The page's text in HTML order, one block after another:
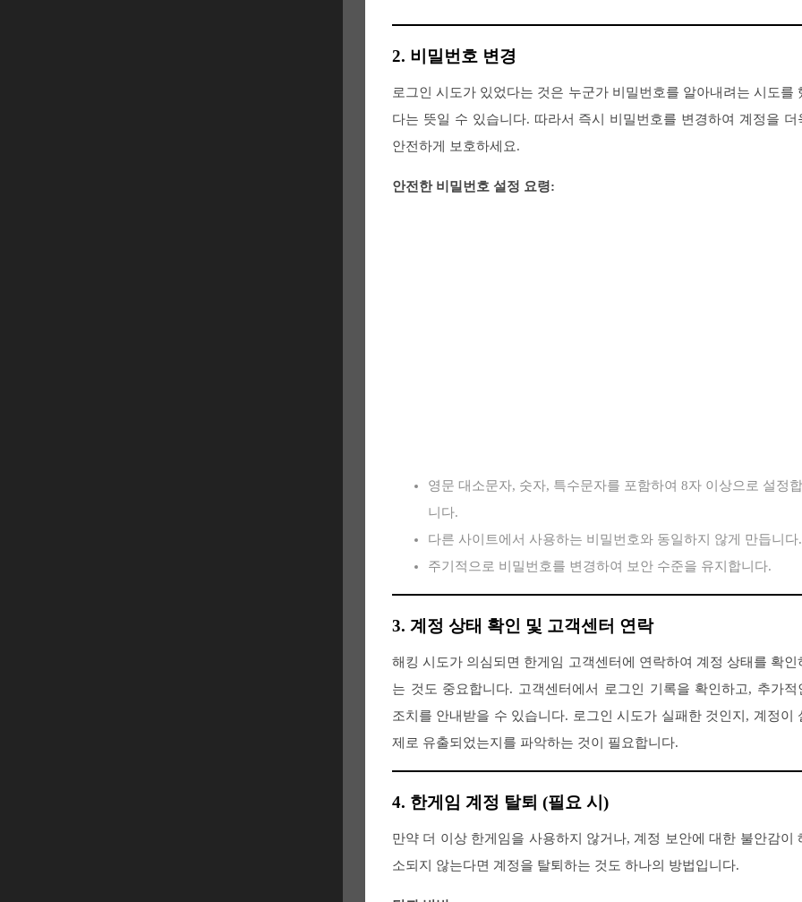
2. 비밀번호 변경
로그인 시도가 있었다는 것은 누군가 비밀번호를 알아내려는 시도를
다는 뜻일 수 있습니다. 따라서 즉시 비밀번호를 변경하여 계정을 더
안전하게 보호하세요.
안전한 비밀번호 설정 요령:
영문 대소문자, 숫자, 특수문자를 포함하여 8자 이상으로 설정합
니다.
다른 사이트에서 사용하는 비밀번호와 동일하지 않게 만듭니다.
주기적으로 비밀번호를 변경하여 보안 수준을 유지합니다.
3. 계정 상태 확인 및 고객센터 연락
해킹 시도가 의심되면 한게임 고객센터에 연락하여 계정 상태를 확인
는 것도 중요합니다. 고객센터에서 로그인 기록을 확인하고, 추가적
조치를 안내받을 수 있습니다. 로그인 시도가 실패한 것인지, 계정이
제로 유출되었는지를 파악하는 것이 필요합니다.
4. 한게임 계정 탈퇴 (필요 시)
만약 더 이상 한게임을 사용하지 않거나, 계정 보안에 대한 불안감이
소되지 않는다면 계정을 탈퇴하는 것도 하나의 방법입니다.